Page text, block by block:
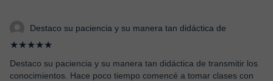
Destaco su paciencia y su manera tan didáctica de
★★★★★
Destaco su paciencia y su manera tan didáctica de transmitir los
conocimientos. Hace poco tiempo comencé a tomar clases con